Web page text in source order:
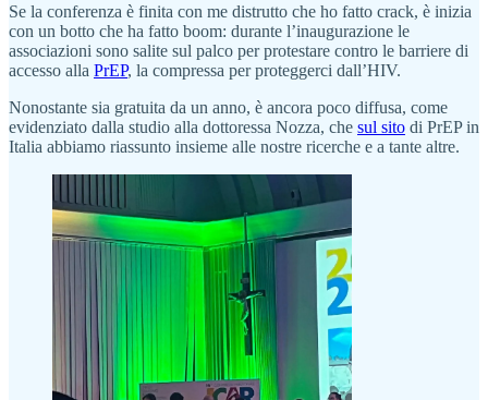
Se la conferenza è finita con me distrutto che ho fatto crack, è inizia
con un botto che ha fatto boom: durante l’inaugurazione le
associazioni sono salite sul palco per protestare contro le barriere di
accesso alla PrEP, la compressa per proteggerci dall’HIV.
Nonostante sia gratuita da un anno, è ancora poco diffusa, come
evidenziato dalla studio alla dottoressa Nozza, che sul sito di PrEP in
Italia abbiamo riassunto insieme alle nostre ricerche e a tante altre.